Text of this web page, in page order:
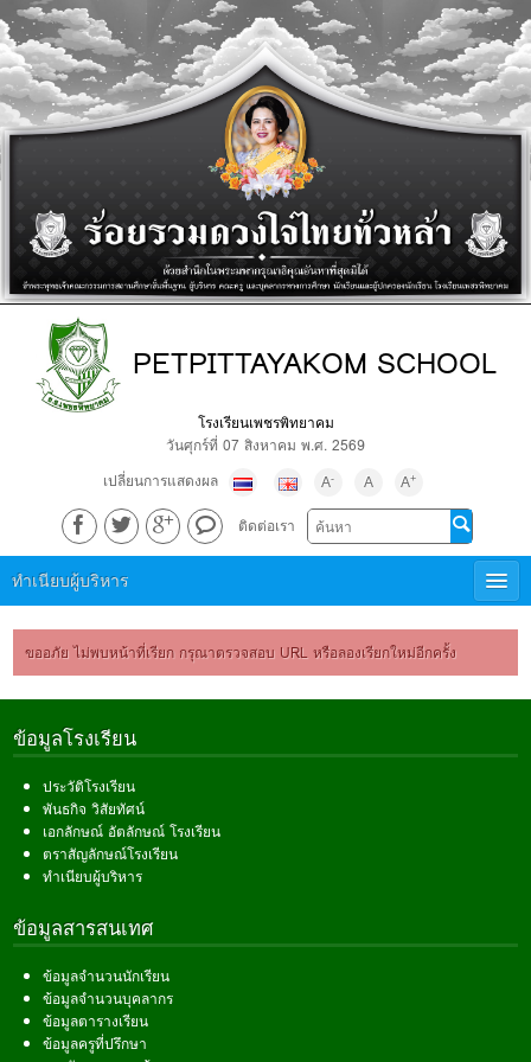
PETPITTAYAKOM SCHOOL
โรงเรียนเพชรพิทยาคม
วันศุกร์ที่ 07 สิงหาคม พ.ศ. 2569
เปลี่ยนการแสดงผล
A- A A+
ติดต่อเรา
ทำเนียบผู้บริหาร
ขออภัย ไม่พบหน้าที่เรียก กรุณาตรวจสอบ URL หรือลองเรียกใหม่อีกครั้ง
ข้อมูลโรงเรียน
ประวัติโรงเรียน
พันธกิจ วิสัยทัศน์
เอกลักษณ์ อัตลักษณ์ โรงเรียน
ตราสัญลักษณ์โรงเรียน
ทำเนียบผู้บริหาร
ข้อมูลสารสนเทศ
ข้อมูลจำนวนนักเรียน
ข้อมูลจำนวนบุคลากร
ข้อมูลตารางเรียน
ข้อมูลครูที่ปรึกษา